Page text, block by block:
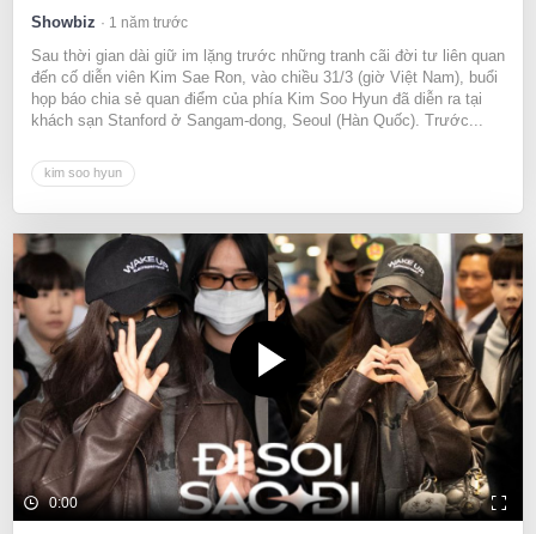
Showbiz 1 năm trước
Sau thời gian dài giữ im lặng trước những tranh cãi đời tư liên quan
đến cố diễn viên Kim Sae Ron, vào chiều 31/3 (giờ Việt Nam), buổi
họp báo chia sẻ quan điểm của phía Kim Soo Hyun đã diễn ra tại
khách sạn Stanford ở Sangam-dong, Seoul (Hàn Quốc). Trước...
kim soo hyun
0:00